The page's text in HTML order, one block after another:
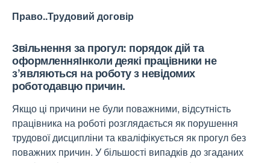
Право..Трудовий договір
Звільнення за прогул: порядок дій та
оформленняІнколи деякі працівники не
з’являються на роботу з невідомих
роботодавцю причин.
Якщо ці причини не були поважними, відсутність
працівника на роботі розглядається як порушення
трудової дисципліни та кваліфікується як прогул без
поважних причин. У більшості випадків до згаданих